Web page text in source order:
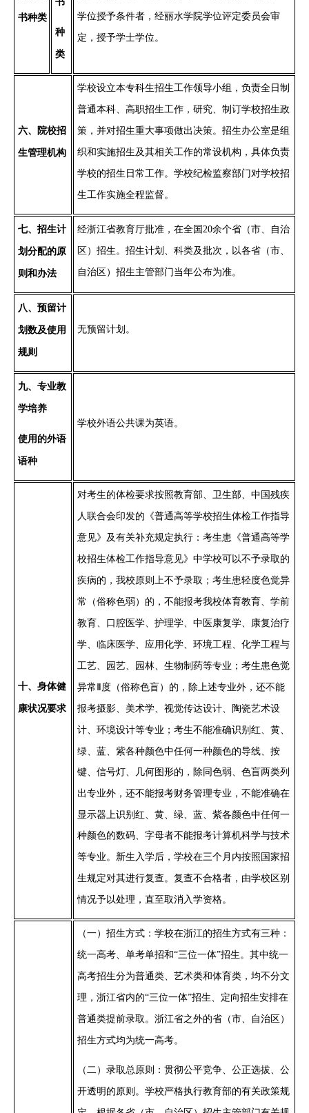
书种类
种
类
学位授予条件者，经丽水学院学位评定委员会审
定，授予学士学位。
六、院校招
生管理机构
学校设立本专科生招生工作领导小组，负责全日制
普通本科、高职招生工作，研究、制订学校招生政
策，并对招生重大事项做出决策。招生办公室是组
织和实施招生及其相关工作的常设机构，具体负责
学校的招生日常工作。学校纪检监察部门对学校招
生工作实施全程监督。
七、招生计
划分配的原
则和办法
经浙江省教育厅批准，在全国 20余个省（市、自治
区）招生。招生计划、科类及批次，以各省（市、
自治区）招生主管部门当年公布为准。
八、 预留计
划数及使用
规则
无预留计划 。
九、专业教
学培养
使用 的外语
语种
学校外语公共课为英语。
十、身体健
康状况要求
对考生的体检要求按照教育部、卫生部、中国残疾
人联合会印发的《普通高等学校招生体检工作指导
意见》及有关补充规定执行： 考生患《普通高等学
校招生体检工作指导意见》中学校可以不予录取的
疾病的，我校原则上不予录取；考生患轻度色觉异
常（俗称色弱）的，不能报考我校体育教育、学前
教育、口腔医学、护理学、中医康复学、康复治疗
学、临床医学、应用化学、环境工程、化学工程与
工艺、园艺、园林、生物制药等专业；考生患色觉
异常 度（俗称色盲）的，除上述专业外，还不能
报考摄影、美术学、视觉传达设计、陶瓷艺术设
计、环境设计等专业；考生不能准确识别红、黄、
绿、蓝、紫各种颜色中任何一种颜色的导线、按
键、信号灯、几何图形的， 除同色弱、色盲两类列
出专业外，还不能报考财务管理专业， 不能准确在
显示器上识别红、黄、绿、蓝、紫各颜色中任何一
种颜色的数码、字母者不能报考计算机科学与技术
等专业。 新生入学后，学校在三个月内按照国家招
生规定对其进行复查。复查不合格者，由学校区别
情况予以处理，直至取消入学资格。
（一） 招生方式：学校在浙江的招生方式有三种：
统一高考、单考单招和“三位一体”招生。 其中统一
高考招生分为普通类、艺术类和体育类，均不分文
理，浙江省内的“三位一体”招生、定向招生安排在
普通类提前录取。浙江省之外的省（市、自治区）
招生方式均为统一高考。
（二） 录取总原则：贯彻公平竞争、公正选拔、公
开透明的原则。学校严格执行教育部的有关政策规